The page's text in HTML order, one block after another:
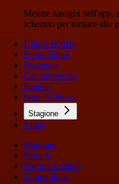
Mentre navighi nell'app,
schermo per tornare alle
Ultime notizie
News Milan
Rassegna
Calciomercato
Pagelle
Serie A News
Stagione
Video
Stagione
Serie A
Europa League
Coppa Italia